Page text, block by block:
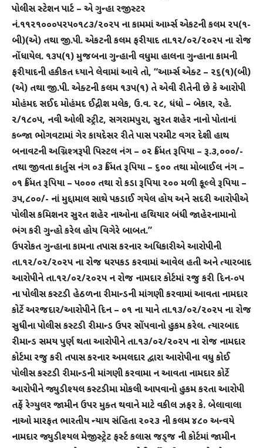
પોલીસ સ્ટેશન પાર્ટ – એ ગુન્હા રજીસ્ટર
નં.૧૧૨૧૦૦૦૫૨૫૦૧૮૩/૨૦૨૫ ના કામમાં આર્મ્સ એકટની કલમ ૨૫(૧-
બી)(એ) તથા જી.પી. એકટની કલમ ફરીયાદ તા.૧૨/૦૨/૨૦૨૫ ના રોજ
નોંધાયેલ. ૧૩૫(૧) મુજબના ગુન્હાની વધુમા હાલના ગુન્હાના કામની
ફરીયાદની હકીકત ધ્યાને લેવામાં આવે તો, “આર્મ્સ એક્ટ – ૨૬(૧)(બી)
(એ) તથા જી.પી. એક્ટની કલમ ૧૩૫(૧) તે એવી રીતેની છે કે આરોપી
મોહંમદ સઈદ મોહંમદ ઈદ્રીશ મલેક, ઉ.વ. ૨૮, ધંધો – બેકાર, રહે.
૨/૧૮૦૫, નવી ઓલી સ્ટ્રીટ, સગરામપુરા, સુરત શહેર નાનો પોતાનાં
કબ્જા ભોગવટામાં ગેર કાયદેસર રીતે પાસ પરમીટ વગર દેશી હાથ
બનાવટની અગ્નિશ્ત્રરૂપી પિસ્ટલ નંગ – ૦૨ કિંમત રૂપિયા – રૂ.૩,૦૦૦/-
તથા જીવતા કાર્તુસ નંગ ૦૩ કિંમત રૂપિયા – ૬૦૦ તથા મોબાઈલ નંગ –
૦૧ કિંમત રૂપિયા – ૫૦૦૦ તથા રો કડા રૂપિયા ૨૦૦ મળી કૂલ્લે રૂપિયા –
૩૫,૮૦૦/- નાં મુદ્દામાલ સાથે પકડાઈ ગયેલ હોય અને સદરી આરોપીએ
પોલીસ કમિશનર સુરત શહેર નાઓના હથિયાર બંધી જાહેરનામાનો
ભંગ કરી ગુન્હો કરેલ હોય વિગેરે બાબત.”
ઉપરોકત ગુન્હાના કામના તપાસ કરનાર અધિકારીએ આરોપીની
તા.૧૨/૦૨/૨૦૨૫ ના રોજ ધરપકડ કરવામાં આવેલ હતી અને ત્યારબાદ
આરોપીને તા.૧૨/૦૨/૨૦૨૫ ન રોજ નામદાર કોર્ટમાં રજુ કરી દિન-૦૫
ના પોલીસ કસ્ટડી હેઠળના રીમાન્ડની માંગણી કરવામાં આવતા નામદાર
કોર્ટે અરજદાર/આરોપીને દિન – ૦૧ ના યાને તા.૧૩/૦૨/૨૦૨૫ ના રોજ
સુધીના પોલીસ કસ્ટડી રીમાન્ડ ઉપર સોંપવાનો હુકમ કરેલ. ત્યારબાદ
રીમાન્ડ સમય પુર્ણ થતા આરોપીને તા.૧૩/૦૨/૨૦૨૫ ના રોજ નામદાર
કોર્ટમા રજુ કરી તપાસ કરનાર અમલદાર દ્વારા આરોપીના વધુ કોઈ
પોલીસ કસ્ટડી રીમાન્ડની માંગણી કરવામા ન આવતા નામદાર કોર્ટે
આરોપીને જ્યુડીશ્યલ કસ્ટડીમા મોકલી આપવાનો હુકમ કરતા આરોપી
તર્ફે રેગ્યુલર જામીન ઉપર મુક્ત થવાને માટે વકીલ ઝફર કે. બેલાવાલા
નાઓ મારફત ભારતીય ન્યાય સંહિતા ૨૦૨૩ ની કલમ ૪૮૦ અન્વયે
નામદાર જ્યુડીશ્યલ મેજીસ્ટ્રેટ ફર્સ્ટ કલાસ જડ્‌જ ની કોર્ટમાં જામીન